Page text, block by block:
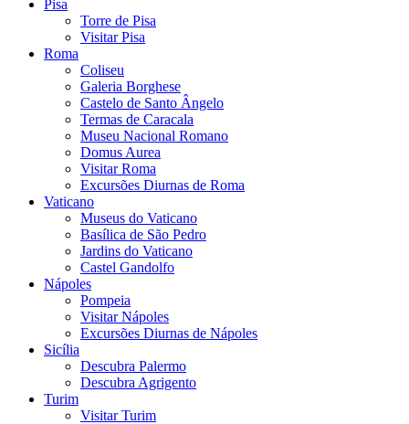
Pisa
Torre de Pisa
Visitar Pisa
Roma
Coliseu
Galeria Borghese
Castelo de Santo Ângelo
Termas de Caracala
Museu Nacional Romano
Domus Aurea
Visitar Roma
Excursões Diurnas de Roma
Vaticano
Museus do Vaticano
Basílica de São Pedro
Jardins do Vaticano
Castel Gandolfo
Nápoles
Pompeia
Visitar Nápoles
Excursões Diurnas de Nápoles
Sicília
Descubra Palermo
Descubra Agrigento
Turim
Visitar Turim